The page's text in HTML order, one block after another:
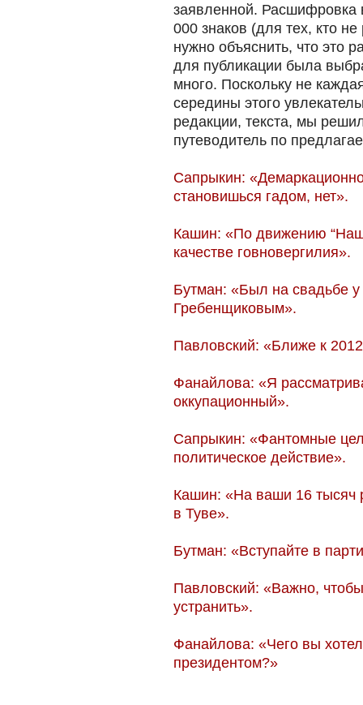
заявленной. Расшифровка
000 знаков (для тех, кто
нужно объяснить, что это
для публикации была
много. Поскольку не
середины этого
редакции, текста, мы
путеводитель по
Сапрыкин:
становишься гадом, нет».
Кашин: «По движению
качестве говновергилия».
Бутман: «Был на свадьбе
Гребенщиковым».
Павловский: «Ближе к
Фанайлова: «Я
оккупационный».
Сапрыкин: «Фантомные
политическое действие».
Кашин: «На ваши 16
в Туве».
Бутман: «Вступайте в
Павловский: «Важно,
устранить».
Фанайлова: «Чего вы
президентом?»